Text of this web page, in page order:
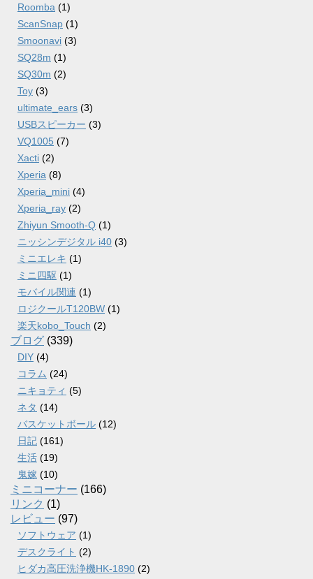
Roomba (1)
ScanSnap (1)
Smoonavi (3)
SQ28m (1)
SQ30m (2)
Toy (3)
ultimate_ears (3)
USBスピーカー (3)
VQ1005 (7)
Xacti (2)
Xperia (8)
Xperia_mini (4)
Xperia_ray (2)
Zhiyun Smooth-Q (1)
ニッシンデジタル i40 (3)
ミニエレキ (1)
ミニ四駆 (1)
モバイル関連 (1)
ロジクールT120BW (1)
楽天kobo_Touch (2)
ブログ (339)
DIY (4)
コラム (24)
ニキョティ (5)
ネタ (14)
バスケットボール (12)
日記 (161)
生活 (19)
鬼嫁 (10)
ミニコーナー (166)
リンク (1)
レビュー (97)
ソフトウェア (1)
デスクライト (2)
ヒダカ高圧洗浄機HK-1890 (2)